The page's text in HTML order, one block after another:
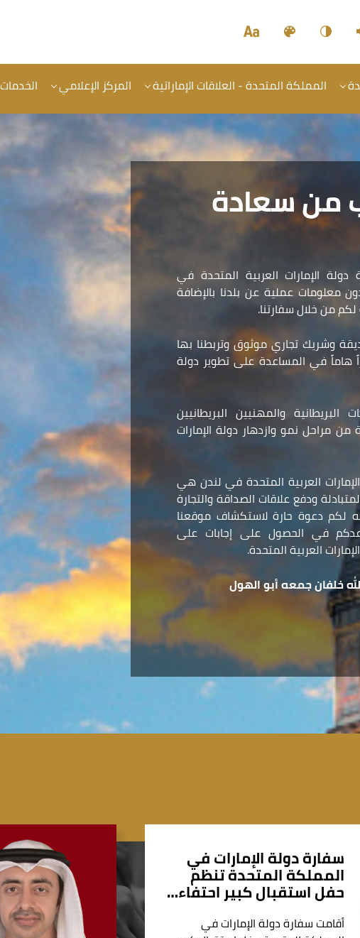
المملكة المتحدة - العلاقات الإماراتية المركز الإعلامي الخدمات
من سعادة
الإمارات العربية المتحدة في
معلومات عملية عن بلدنا بالإضافة
من خلال سفارتنا.
وشريك تجاري موثوق وتربطنا بها
هاماً في المساعدة على تطوير دولة
والمهنيين البريطانيين
مراحل نمو وازدهار دولة الإمارات
العربية المتحدة في لندن هي
ودفع علاقات الصداقة والتجارة
لكم دعوة حارة لاستكشاف موقعنا
في الحصول على إجابات على
العربية المتحدة.
خلفان جمعه أبو الهول
سفارة دولة الإمارات في
المملكة المتحدة تنظم
حفل استقبال كبير احتفاء…
أقامت سفارة دولة الإمارات في